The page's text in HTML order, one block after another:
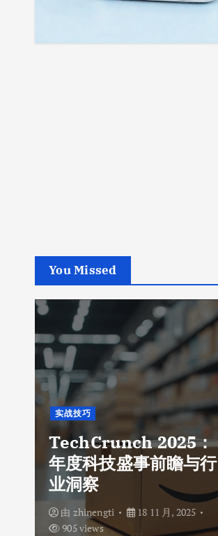
You Missed
实战技巧
TechCrunch 2025：
年度科技盛事前瞻与行
业洞察
由 zhinengti
18 11 月, 2025
905 views